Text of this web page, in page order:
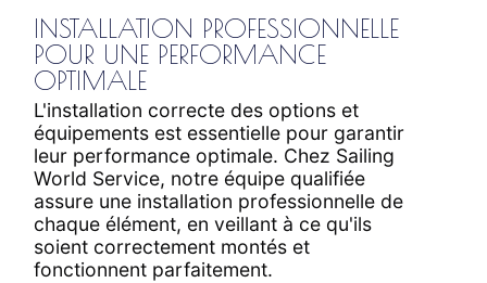
INSTALLATION PROFESSIONNELLE
POUR UNE PERFORMANCE
OPTIMALE
L'installation correcte des options et
équipements est essentielle pour garantir
leur performance optimale. Chez Sailing
World Service, notre équipe qualifiée
assure une installation professionnelle de
chaque élément, en veillant à ce qu'ils
soient correctement montés et
fonctionnent parfaitement.